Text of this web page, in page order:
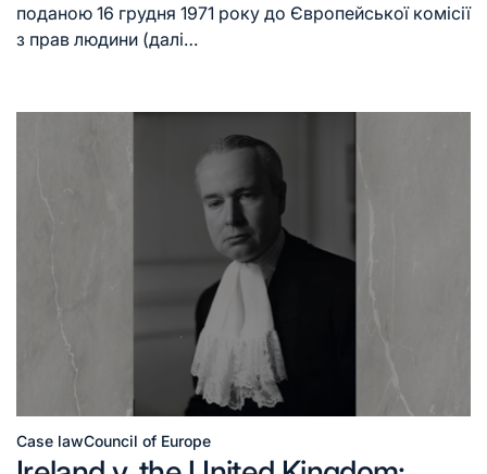
поданою 16 грудня 1971 року до Європейської комісії
з прав людини (далі…
Case lawCouncil of Europe